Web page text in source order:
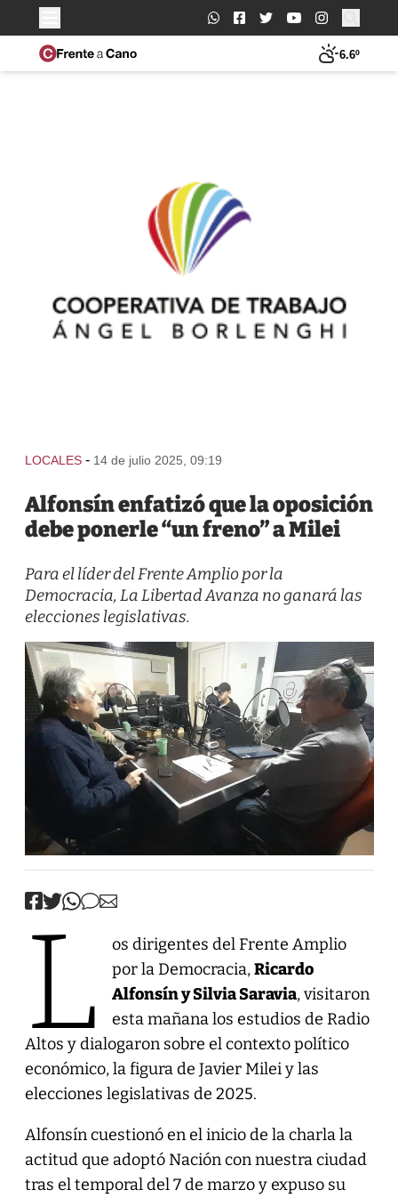
Buscar:
6.6º
LOCALES - 14 de julio 2025, 09:19
Alfonsín enfatizó que la oposición
debe ponerle “un freno” a Milei
Para el líder del Frente Amplio por la
Democracia, La Libertad Avanza no ganará las
elecciones legislativas.
L
os dirigentes del Frente Amplio
por la Democracia,Ricardo
Alfonsín y Silvia Saravia, visitaron
esta mañana los estudios de Radio
Altos y dialogaron sobre el contexto político
económico, la figura de Javier Milei y las
elecciones legislativas de 2025.
Alfonsín cuestionó en el inicio de la charla la
actitud que adoptó Nación con nuestra ciudad
tras el temporal del 7 de marzo y expuso su